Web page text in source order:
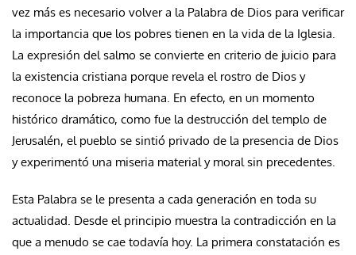
vez más es necesario volver a la Palabra de Dios para verificar
la importancia que los pobres tienen en la vida de la Iglesia.
La expresión del salmo se convierte en criterio de juicio para
la existencia cristiana porque revela el rostro de Dios y
reconoce la pobreza humana. En efecto, en un momento
histórico dramático, como fue la destrucción del templo de
Jerusalén, el pueblo se sintió privado de la presencia de Dios
y experimentó una miseria material y moral sin precedentes.
Esta Palabra se le presenta a cada generación en toda su
actualidad. Desde el principio muestra la contradicción en la
que a menudo se cae todavía hoy. La primera constatación es